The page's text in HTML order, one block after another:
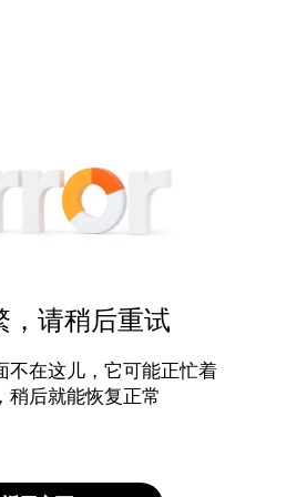
，请稍后重试
不在这儿，它可能正忙着
稍后就能恢复正常